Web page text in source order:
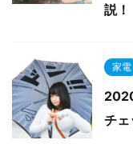
説！
家電
チェ